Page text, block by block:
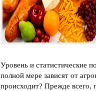
Уровень и статистические
полной мере зависят от
происходит? Прежде всего,